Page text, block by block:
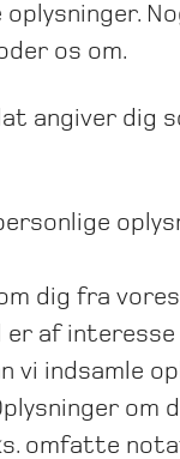
os om.
angiver dig
dig fra
af
vi indsamle
om
omfatte